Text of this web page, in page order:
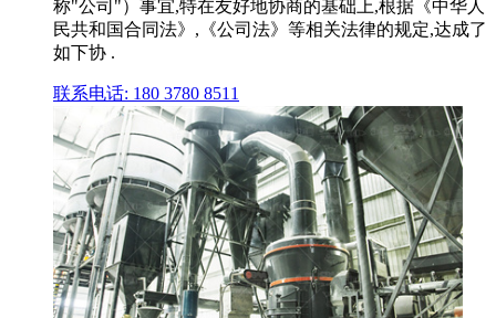
称"公司"）事宜,特在友好地协商的基础上,根据《中华人
民共和国合同法》,《公司法》等相关法律的规定,达成了
如下协 .
联系电话: 180 3780 8511